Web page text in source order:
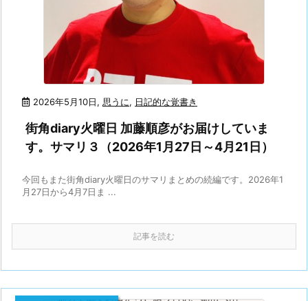
2026年5月10日, 思うに, 日記的な覚書き
街角diary火曜日 加藤順彦がお届けしていま
す。サマリ３（2026年1月27日～4月21日）
今回もまた街角diary火曜日のサマリまとめの続編です。2026年1
月27日から4月7日ま ...
記事を読む